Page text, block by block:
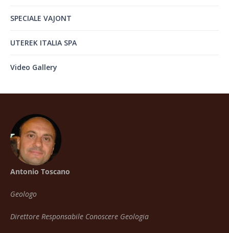
SPECIALE VAJONT
UTEREK ITALIA SPA
Video Gallery
Antonio Toscano
Geologo
Direttore Responsabile Conoscere Geologia